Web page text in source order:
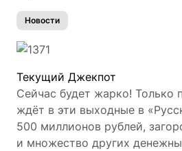
Новости
Текущий Джекпот
Сейчас будет жарко! Только
ждёт в эти выходные в
500 миллионов рублей,
и множество других